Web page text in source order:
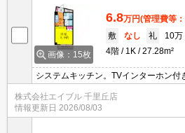
画像：15枚
6.8万円(管理費等
敷
なし 礼
10万
4階
1K 27.28m²
システムキッチン。TVインターホン付
くでラクラク便利。オートロック・エ
ン!。
株式会社エイブル 千里丘店
情報更新日 2026/08/03